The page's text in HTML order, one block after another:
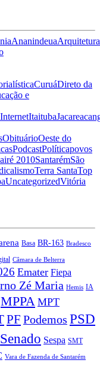
AnanindeuaArquitetura
CuruáDireto da
e
InternetItaituba
ObituárioOeste do
PodcastPolíticapovos
2010SantarémSão
Terra SantaTop
UncategorizedVitória
Basa BR-163 Bradesco
Câmara de Belterra
Emater Fiepa
Zé Maria Hemis IA
MPPA MPT
PF Podemos PSD
Senado Sespa SMT
Vara de Fazenda de Santarém